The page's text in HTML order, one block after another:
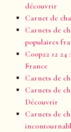
découvrir
Carnet de
Carnets de
populaires
Coop22 12
France
Carnets de
Carnets de
Découvrir
Carnets de